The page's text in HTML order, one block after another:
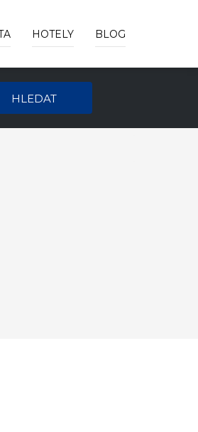
HOTELY BLOG
HLEDAT